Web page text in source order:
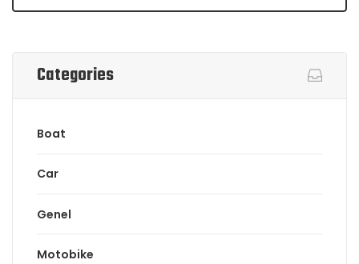
Categories
Boat
Car
Genel
Motobike